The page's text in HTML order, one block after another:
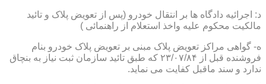
د: اجرائیه دادگاه ها بر انتقال خودرو (پس از تعویض پلاک و تائید
مالکیت محکوم علیه واخذ استعلام از راهنمائی )
ه- گواهی مراکز تعویض پلاک مبنی بر تعویض پلاک خودرو بنام
فروشنده قبل از ۲۳/۰۷/۸۴ که طبق تائید سازمان ثبت نیاز به بنچاق
ندارد و سند ماقبل کفایت می نماید.